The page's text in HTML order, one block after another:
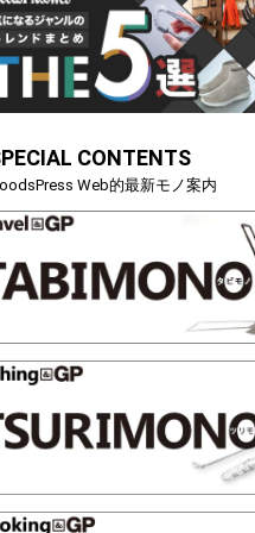
CONTENTS
Web的最新モノ案内